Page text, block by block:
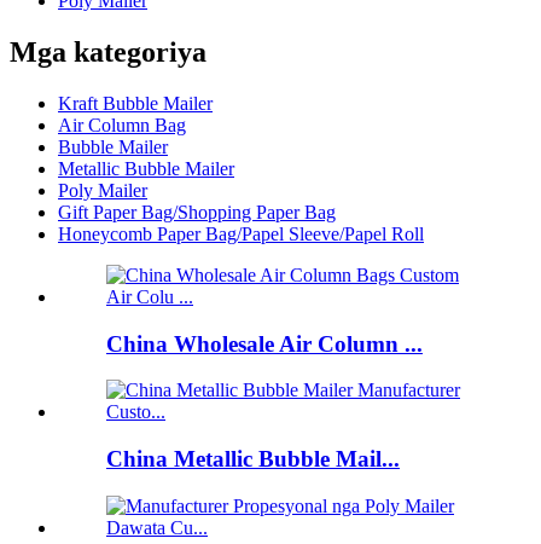
Mga kategoriya
Kraft Bubble Mailer
Air Column Bag
Bubble Mailer
Metallic Bubble Mailer
Poly Mailer
Gift Paper Bag/Shopping Paper Bag
Honeycomb Paper Bag/Papel Sleeve/Papel Roll
China Wholesale Air Column ...
China Metallic Bubble Mail...